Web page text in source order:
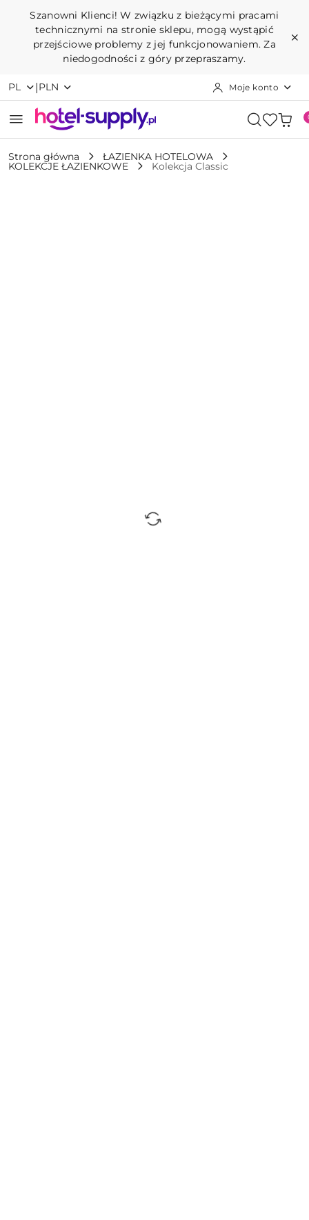
Przejdź do treści głównej
Przejdź do wyszukiwarki
Przejdź do moje konto
Przejdź do menu głównego
Przejdź do opisu produktu
Przejdź do stopki
Szanowni Klienci! W związku z bieżącymi pracami
technicznymi na stronie sklepu, mogą wystąpić
przejściowe problemy z jej funkcjonowaniem. Za
niedogodności z góry przepraszamy.
PL |PLN Moje konto
Strona główna ŁAZIENKA HOTELOWA
KOLEKCJE ŁAZIENKOWE Kolekcja Classic